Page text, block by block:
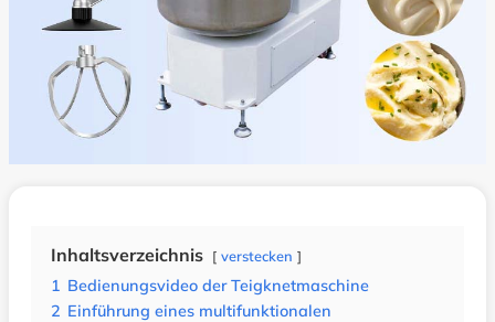
Inhaltsverzeichnis verstecken
1 Bedienungsvideo der Teigknetmaschine
2 Einführung eines multifunktionalen